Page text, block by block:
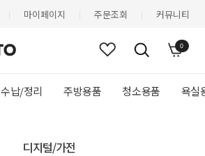
마이페이지 주문조회 커뮤니티
0
수납/정리 주방용품 청소용품 욕실
디지털/가전